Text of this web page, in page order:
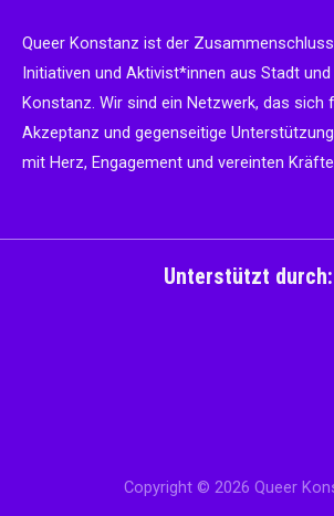
Queer Konstanz ist der
Initiativen und Aktivist*innen aus Stadt und
Konstanz. Wir sind ein Netzwerk, das sich
Akzeptanz und gegenseitige
mit Herz, Engagement und vereinten
Unterstützt durch:
Copyright © 2026 Queer